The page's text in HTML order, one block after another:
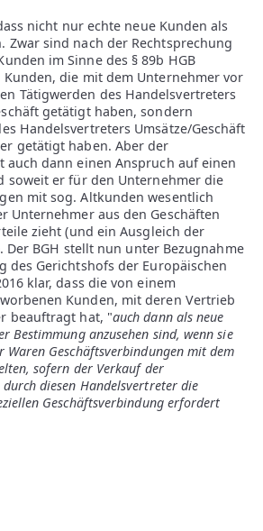
nicht nur echte neue Kunden als
Zwar sind nach der Rechtsprechung
im Sinne des § 89b HGB
die mit dem Unternehmer vor
Tätigwerden des Handelsvertreters
getätigt haben, sondern
Handelsvertreters Umsätze/Geschäft
getätigt haben. Aber der
auch dann einen Anspruch auf einen
soweit er für den Unternehmer die
mit sog. Altkunden wesentlich
Unternehmer aus den Geschäften
zieht (und ein Ausgleich der
BGH stellt nun unter Bezugnahme
des Gerichtshofs der Europäischen
klar, dass die von einem
Kunden, mit deren Vertrieb
beauftragt hat, "auch dann als neue
Bestimmung anzusehen sind, wenn sie
Waren Geschäftsverbindungen mit dem
sofern der Verkauf der
diesen Handelsvertreter die
Geschäftsverbindung erfordert